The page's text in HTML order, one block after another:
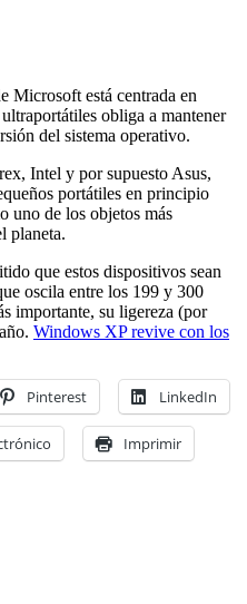
Microsoft está centrada en
obliga a mantener
del sistema operativo.
Intel y por supuesto Asus,
portátiles en principio
uno de los objetos más
planeta.
que estos dispositivos sean
oscila entre los 199 y 300
importante, su ligereza (por
Windows XP revive con los
Pinterest LinkedIn
Imprimir